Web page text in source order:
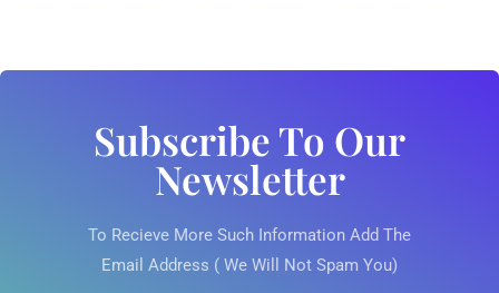
Subscribe To Our
Newsletter
To Recieve More Such Information Add The
Email Address ( We Will Not Spam You)